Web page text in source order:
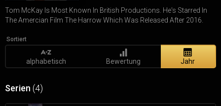
Einstellungen
NE
Tom McKay Is Most Known In British Productions. He's Starred In
The Amercian Film The Harrow Which Was Released After 2016.
Sortiert
alphabetisch Bewertung Jahr
Serien (4)